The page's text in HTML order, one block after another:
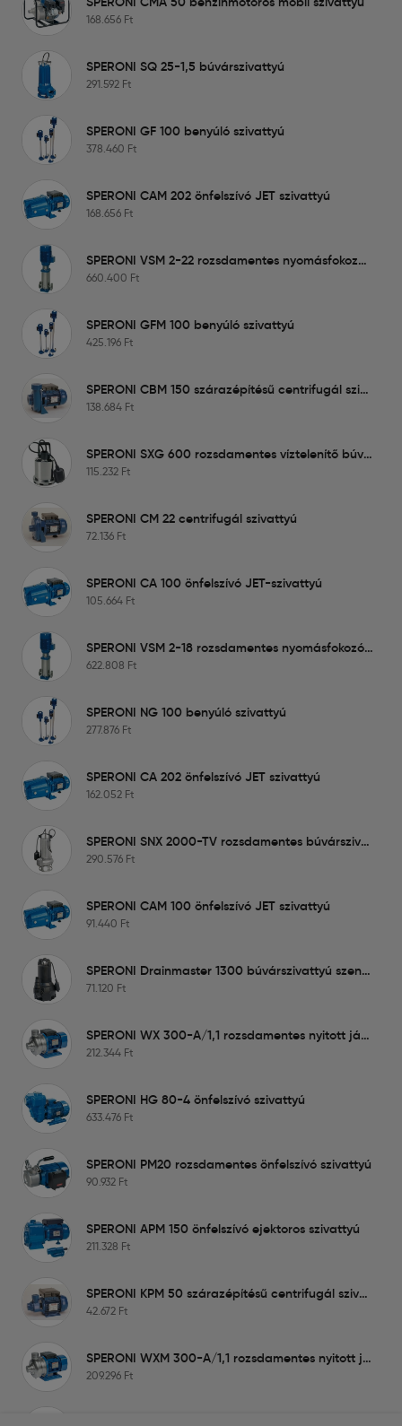
168.656 Ft
SPERONI SQ 25-1,5 búvárszivattyú
291.592 Ft
SPERONI GF 100 benyúló szivattyú
378.460 Ft
SPERONI CAM 202 önfelszívó JET szivattyú
168.656 Ft
SPERONI VSM 2-22 rozsdamentes nyomásfokozó szivattyú
660.400 Ft
SPERONI GFM 100 benyúló szivattyú
425.196 Ft
SPERONI CBM 150 szárazépítésű centrifugál szivattyú
138.684 Ft
SPERONI SXG 600 rozsdamentes víztelenítő búvárszivattyú
115.232 Ft
SPERONI CM 22 centrifugál szivattyú
72.136 Ft
SPERONI CA 100 önfelszívó JET-szivattyú
105.664 Ft
SPERONI VSM 2-18 rozsdamentes nyomásfokozó szivattyú
622.808 Ft
SPERONI NG 100 benyúló szivattyú
277.876 Ft
SPERONI CA 202 önfelszívó JET szivattyú
162.052 Ft
SPERONI SNX 2000-TV rozsdamentes búvárszivattyú szennyvízre
290.576 Ft
SPERONI CAM 100 önfelszívó JET szivattyú
91.440 Ft
SPERONI Drainmaster 1300 búvárszivattyú szennyvízre
71.120 Ft
SPERONI WX 300-A/1,1 rozsdamentes nyitott járókerekű szivattyú
212.344 Ft
SPERONI HG 80-4 önfelszívó szivattyú
633.476 Ft
SPERONI PM20 rozsdamentes önfelszívó szivattyú
90.932 Ft
SPERONI APM 150 önfelszívó ejektoros szivattyú
211.328 Ft
SPERONI KPM 50 szárazépítésű centrifugál szivattyú
42.672 Ft
SPERONI WXM 300-A/1,1 rozsdamentes nyitott járókerekű szivattyú
209.296 Ft